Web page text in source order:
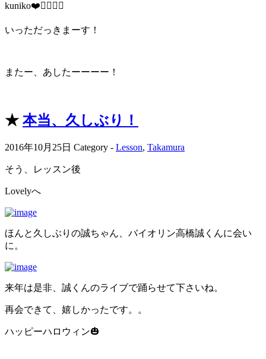
kuniko❤️👩‍❤️‍💋‍👩
いっただっきまーす！
またー、あしたーーーー！
★ 本当、久しぶり！
2016年10月25日 Category - Lesson, Takamura
そう、レッスン後
Lovelyへ
ほんと久しぶりの誠ちゃん、バイオリン高橋誠くんに会い
に。
来年は是非、誠くんのライブで踊らせて下さいね。
再会できて、嬉しかったです。。
ハッピーハロウィン🎃